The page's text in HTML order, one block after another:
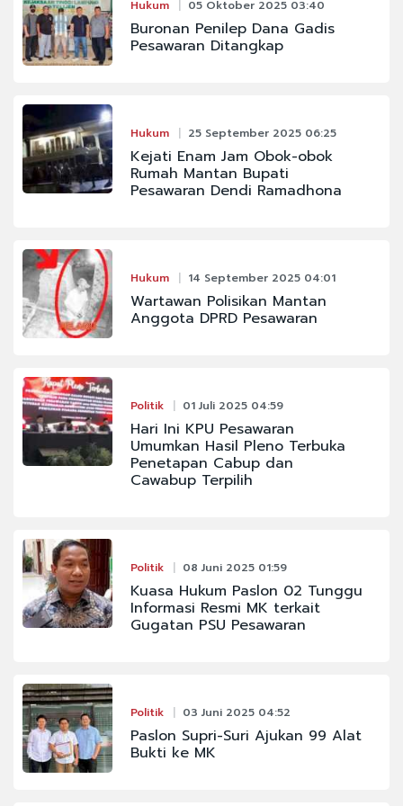
Hukum 05 Oktober 2025 03:40
Buronan Penilep Dana Gadis
Pesawaran Ditangkap
Hukum 25 September 2025 06:25
Kejati Enam Jam Obok-obok
Rumah Mantan Bupati
Pesawaran Dendi Ramadhona
Hukum 14 September 2025 04:01
Wartawan Polisikan Mantan
Anggota DPRD Pesawaran
Politik 01 Juli 2025 04:59
Hari Ini KPU Pesawaran
Umumkan Hasil Pleno Terbuka
Penetapan Cabup dan
Cawabup Terpilih
Politik 08 Juni 2025 01:59
Kuasa Hukum Paslon 02 Tunggu
Informasi Resmi MK terkait
Gugatan PSU Pesawaran
Politik 03 Juni 2025 04:52
Paslon Supri-Suri Ajukan 99 Alat
Bukti ke MK